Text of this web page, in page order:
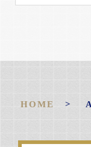
HOME >